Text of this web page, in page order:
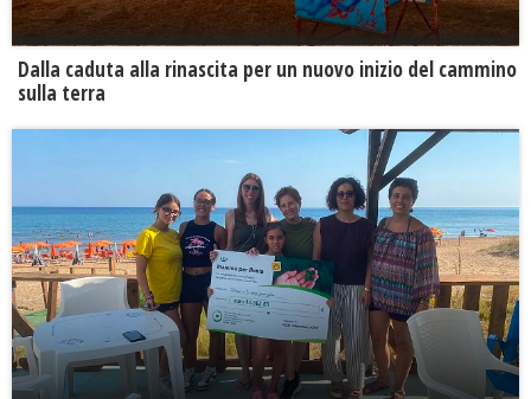
Dalla caduta alla rinascita per un nuovo inizio del cammino
sulla terra